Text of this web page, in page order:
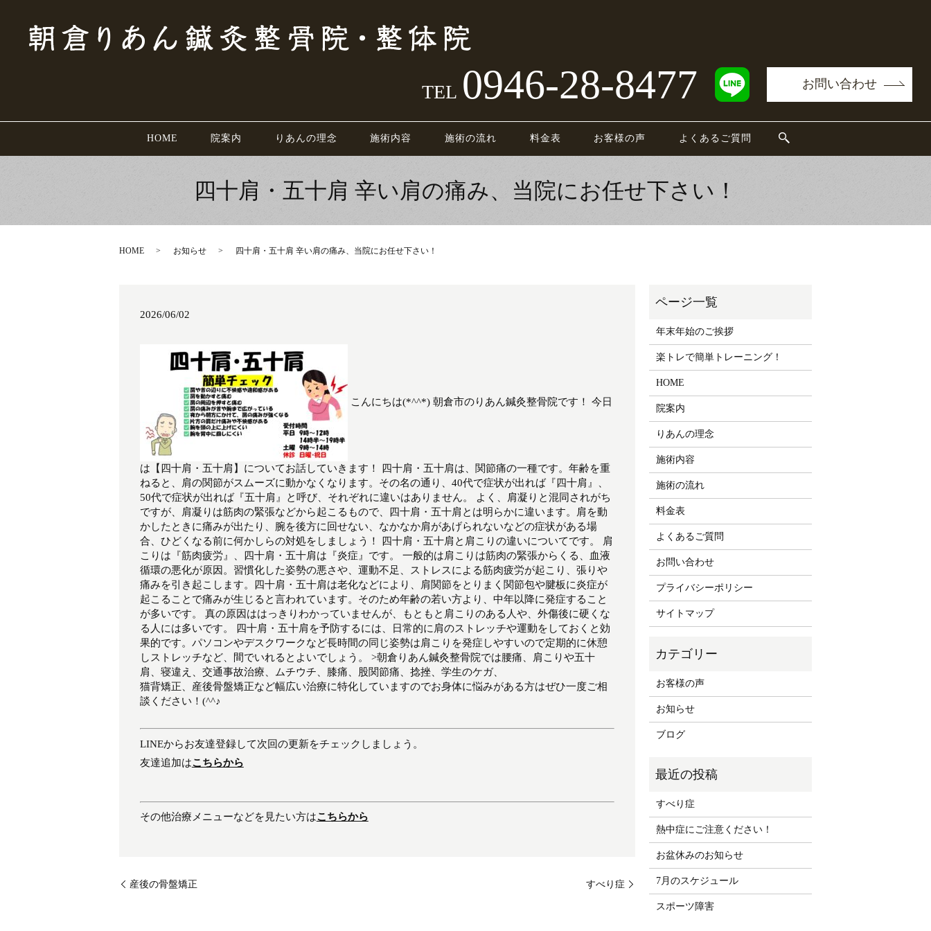
HOME 院案内 りあんの理念 施術内容 施術の流れ 料金表 お客様の声 よくあるご質問
TEL 0946-28-8477 お問い合わせ
四十肩・五十肩 辛い肩の痛み、当院にお任せ下さい！
HOME お知らせ 四十肩・五十肩 辛い肩の痛み、当院にお任せ下さい！
2026/06/02
こんにちは(*^^*) 朝倉市のりあん鍼灸整骨院です！ 今日
は【四十肩・五十肩】についてお話していきます！ 四十肩・五十肩は、関節痛の一種です。年齢を重
ねると、肩の関節がスムーズに動かなくなります。その名の通り、40代で症状が出れば『四十肩』、
50代で症状が出れば『五十肩』と呼び、それぞれに違いはありません。 よく、肩凝りと混同されがち
ですが、肩凝りは筋肉の緊張などから起こるもので、四十肩・五十肩とは明らかに違います。肩を動
かしたときに痛みが出たり、腕を後方に回せない、なかなか肩があげられないなどの症状がある場
合、ひどくなる前に何かしらの対処をしましょう！ 四十肩・五十肩と肩こりの違いについてです。 肩
こりは『筋肉疲労』、四十肩・五十肩は『炎症』です。 一般的は肩こりは筋肉の緊張からくる、血液
循環の悪化が原因。習慣化した姿勢の悪さや、運動不足、ストレスによる筋肉疲労が起こり、張りや
痛みを引き起こします。四十肩・五十肩は老化などにより、肩関節をとりまく関節包や腱板に炎症が
起こることで痛みが生じると言われています。そのため年齢の若い方より、中年以降に発症すること
が多いです。 真の原因ははっきりわかっていませんが、もともと肩こりのある人や、外傷後に硬くな
る人には多いです。 四十肩・五十肩を予防するには、日常的に肩のストレッチや運動をしておくと効
果的です。パソコンやデスクワークなど長時間の同じ姿勢は肩こりを発症しやすいので定期的に休憩
しストレッチなど、間でいれるとよいでしょう。 >朝倉りあん鍼灸整骨院では腰痛、肩こりや五十
肩、寝違え、交通事故治療、ムチウチ、膝痛、股関節痛、捻挫、学生のケガ、
猫背矯正、産後骨盤矯正など幅広い治療に特化していますのでお身体に悩みがある方はぜひ一度ご相
談ください！(^^♪
LINEからお友達登録して次回の更新をチェックしましょう。
友達追加はこちらから
その他治療メニューなどを見たい方はこちらから
産後の骨盤矯正 すべり症
年末年始のご挨拶
楽トレで簡単トレーニング！
HOME
院案内
りあんの理念
施術内容
施術の流れ
料金表
よくあるご質問
お問い合わせ
プライバシーポリシー
サイトマップ
お客様の声
お知らせ
ブログ
すべり症
熱中症にご注意ください！
お盆休みのお知らせ
7月のスケジュール
スポーツ障害